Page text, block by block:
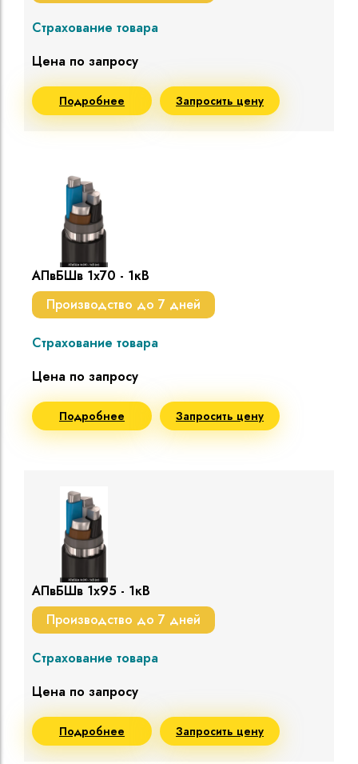
Страхование товара
Цена по запросу
Подробнее Запросить цену
АПвБШв 1х70 - 1кВ
Производство до 7 дней
Страхование товара
Цена по запросу
Подробнее Запросить цену
АПвБШв 1х95 - 1кВ
Производство до 7 дней
Страхование товара
Цена по запросу
Подробнее Запросить цену